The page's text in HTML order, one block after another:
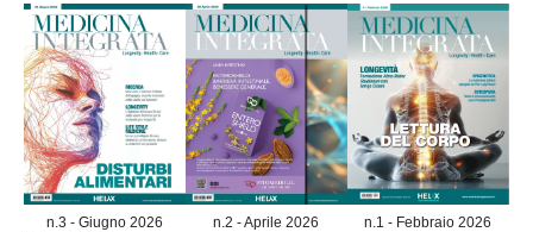
n.3 - Giugno 2026 n.2 - Aprile 2026 n.1 - Febbraio 2026